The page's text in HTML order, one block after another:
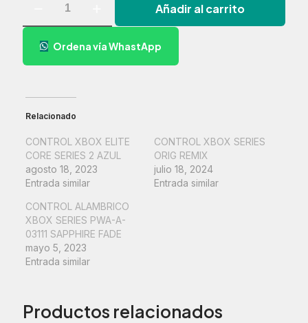
cantidad
Añadir al carrito
Ordena vía WhastApp
Relacionado
CONTROL XBOX ELITE
CORE SERIES 2 AZUL
agosto 18, 2023
Entrada similar
CONTROL XBOX SERIES
ORIG REMIX
julio 18, 2024
Entrada similar
CONTROL ALAMBRICO
XBOX SERIES PWA-A-
03111 SAPPHIRE FADE
mayo 5, 2023
Entrada similar
Productos relacionados